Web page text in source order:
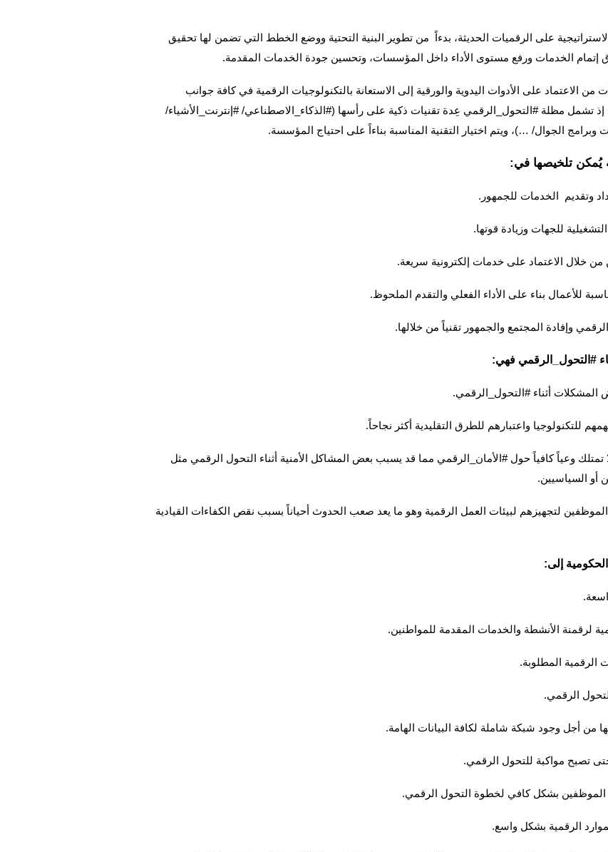
على الرقميات الحديثة، بدءاً من تطوير البنية التحتية ووضع الخطط التي تضمن لها تحقيق
إتمام الخدمات ورفع مستوى الأداء داخل المؤسسات، وتحسين جودة الخدمات المقدمة.
على الأدوات اليدوية والورقية إلى الاستعانة بالتكنولوجيات الرقمية في كافة جوانب
تشمل مظلة #التحول_الرقمي عِدة تقنيات ذكية على رأسها (#الذكاء_الاصطناعي/ #إنترنت_الأشياء/
وبرامج الجوال/ …)، ويتم اختيار التقنية المناسبة بناءاً على احتياج المؤسسة.
يُمكن تلخيصها في:
وتقديم الخدمات للجمهور.
للجهات وزيادة قوتها.
خلال الاعتماد على خدمات إلكترونية سريعة.
للأعمال بناء على الأداء الفعلي والتقدم الملحوظ.
وإفادة المجتمع والجمهور تقنياً من خلالها.
#التحول_الرقمي فهي:
أثناء #التحول_الرقمي.
للتكنولوجيا واعتبارهم للطرق التقليدية أكثر نجاحاً.
وعياً كافياً حول #الأمان_الرقمي مما قد يسبب بعض المشاكل الأمنية أثناء التحول الرقمي مثل
أو السياسيين.
لتجهيزهم لبيئات العمل الرقمية وهو ما يعد صعب الحدوث أحياناً بسبب نقص الكفاءات القيادية
إلى:
لرقمنة الأنشطة والخدمات المقدمة للمواطنين.
الرقمية المطلوبة.
الرقمي.
من أجل وجود شبكة شاملة لكافة البيانات الهامة.
تصبح مواكبة للتحول الرقمي.
الموظفين بشكل كافي لخطوة التحول الرقمي.
الرقمية بشكل واسع.